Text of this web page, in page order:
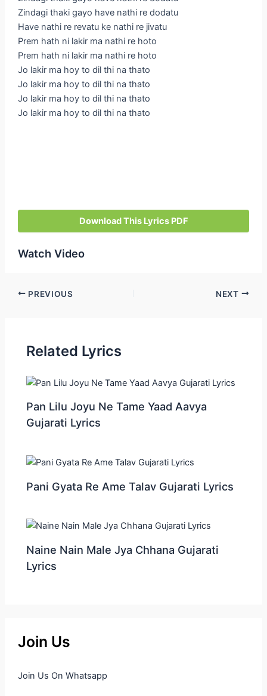
Zindagi thaki gayo have nathi re dodatu
Have nathi re revatu ke nathi re jivatu
Prem hath ni lakir ma nathi re hoto
Prem hath ni lakir ma nathi re hoto
Jo lakir ma hoy to dil thi na thato
Jo lakir ma hoy to dil thi na thato
Jo lakir ma hoy to dil thi na thato
Jo lakir ma hoy to dil thi na thato
Download This Lyrics PDF
Watch Video
Post
PREVIOUS NEXT
Related Lyrics
Pan Lilu Joyu Ne Tame Yaad Aavya
Gujarati Lyrics
Pani Gyata Re Ame Talav Gujarati Lyrics
Naine Nain Male Jya Chhana Gujarati
Lyrics
Join Us
Join Us On Whatsapp